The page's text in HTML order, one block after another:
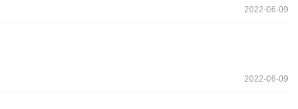
2022-06-09
2022-06-09